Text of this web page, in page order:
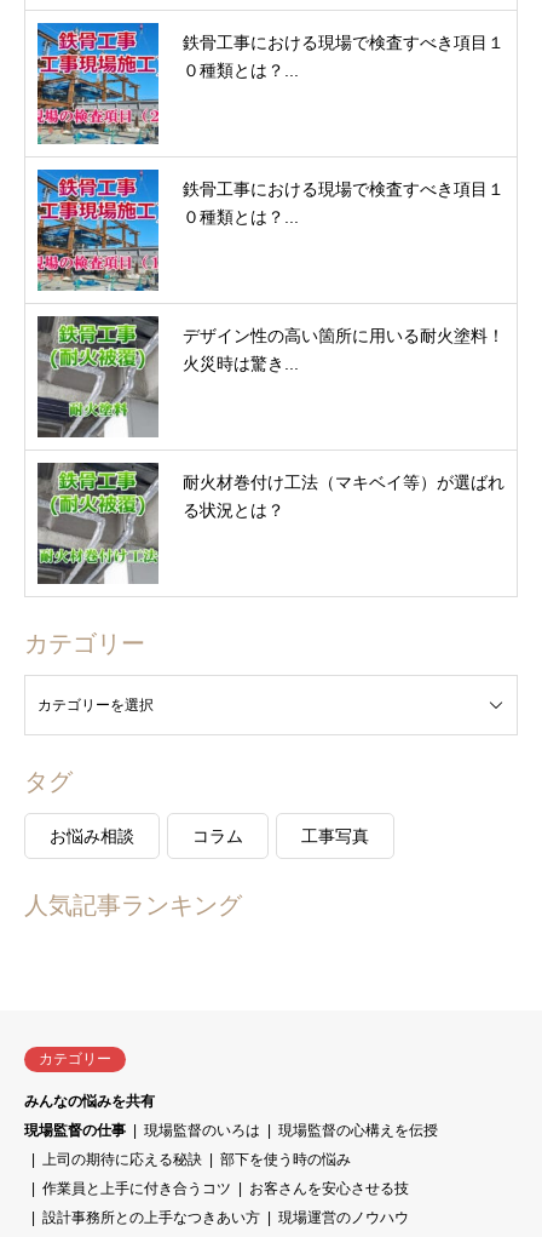
鉄骨工事における現場で検査すべき項目１
０種類とは？...
鉄骨工事における現場で検査すべき項目１
０種類とは？...
デザイン性の高い箇所に用いる耐火塗料！
火災時は驚き...
耐火材巻付け工法（マキベイ等）が選ばれ
る状況とは？
カテゴリー
タグ
お悩み相談 コラム 工事写真
人気記事ランキング
カテゴリー
みんなの悩みを共有
現場監督の仕事
現場監督のいろは
現場監督の心構えを伝授
上司の期待に応える秘訣
部下を使う時の悩み
作業員と上手に付き合うコツ
お客さんを安心させる技
設計事務所との上手なつきあい方
現場運営のノウハウ